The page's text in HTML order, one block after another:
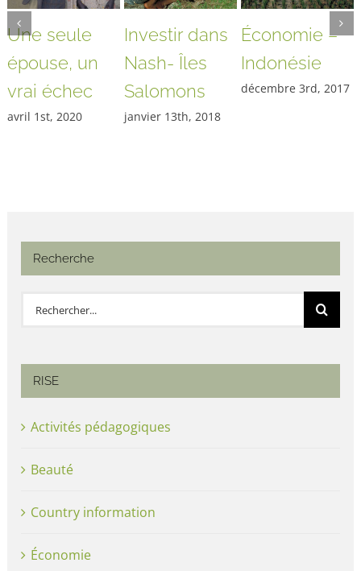
Une seule
épouse, un
vrai échec
avril 1st, 2020
Investir dans
Nash- Îles
Salomons
janvier 13th, 2018
Économie –
Indonésie
décembre 3rd, 2017
Recherche
Rechercher:
RISE
Activités pédagogiques
Beauté
Country information
Économie